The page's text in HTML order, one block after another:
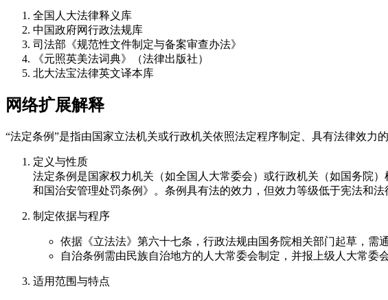
全国人大法律释义库
中国政府网行政法规库
司法部《规范性文件制定与备案审查办法》
《元照英美法词典》（法律出版社）
北大法宝法律英文译本库
网络扩展解释
“法定条例”是指由国家立法机关或行政机关依照法定程序制定、具有法律效力
定义与性质
法定条例是国家权力机关（如全国人大常委会）或行政机关（如国务院
和国治安管理处罚条例》。条例具有法的效力，但效力等级低于宪法和法
制定依据与程序
依据《立法法》第六十七条，行政法规由国务院相关部门起草，需
自治条例需由民族自治地方的人大常委会制定，并报上级人大常委
适用范围与特点